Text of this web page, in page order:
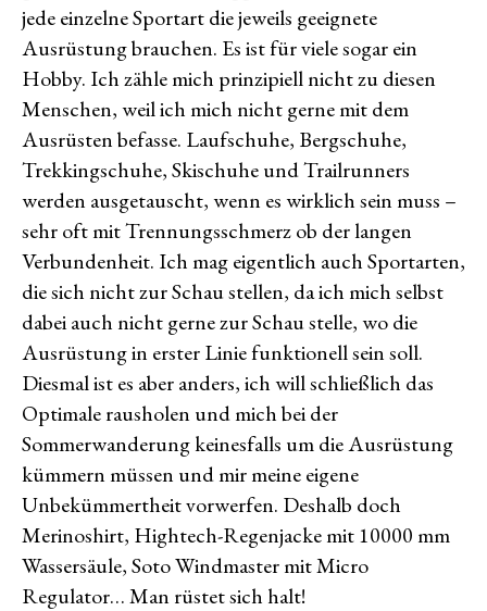
jede einzelne Sportart die jeweils geeignete
Ausrüstung brauchen. Es ist für viele sogar ein
Hobby. Ich zähle mich prinzipiell nicht zu diesen
Menschen, weil ich mich nicht gerne mit dem
Ausrüsten befasse. Laufschuhe, Bergschuhe,
Trekkingschuhe, Skischuhe und Trailrunners
werden ausgetauscht, wenn es wirklich sein muss –
sehr oft mit Trennungsschmerz ob der langen
Verbundenheit. Ich mag eigentlich auch Sportarten,
die sich nicht zur Schau stellen, da ich mich selbst
dabei auch nicht gerne zur Schau stelle, wo die
Ausrüstung in erster Linie funktionell sein soll.
Diesmal ist es aber anders, ich will schließlich das
Optimale rausholen und mich bei der
Sommerwanderung keinesfalls um die Ausrüstung
kümmern müssen und mir meine eigene
Unbekümmertheit vorwerfen. Deshalb doch
Merinoshirt, Hightech-Regenjacke mit 10000 mm
Wassersäule, Soto Windmaster mit Micro
Regulator… Man rüstet sich halt!